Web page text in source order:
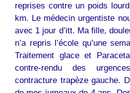
reprises contre un poids
km. Le médecin urgentiste
avec 1 jour d’itt. Ma fille,
n’a repris l’école qu’une
Traitement glace et
contre-rendu des
contracture trapèze gauche.